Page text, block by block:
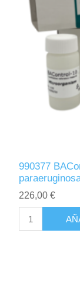
990377
226,00 €